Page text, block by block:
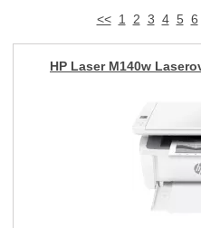
<< 1 2 3 4 5 6
HP Laser M140w